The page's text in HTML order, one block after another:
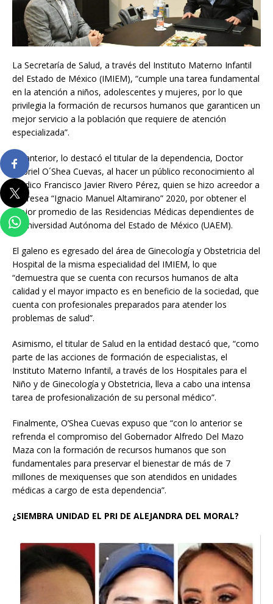
La Secretaría de Salud, a través del Instituto Materno Infantil
del Estado de México (IMIEM), “cumple una tarea fundamental
en la atención a niños, adolescentes y mujeres, por lo que
privilegia la formación de recursos humanos que garanticen un
mejor servicio a la población que requiere de atención
especializada”.
Lo anterior, lo destacó el titular de la dependencia, Doctor
Gabriel O´Shea Cuevas, al hacer un público reconocimiento al
médico Francisco Javier Rivero Pérez, quien se hizo acreedor a
la Presea “Ignacio Manuel Altamirano” 2020, por obtener el
mejor promedio de las Residencias Médicas dependientes de
la Universidad Autónoma del Estado de México (UAEM).
El galeno es egresado del área de Ginecología y Obstetricia del
Hospital de la misma especialidad del IMIEM, lo que
“demuestra que se cuenta con recursos humanos de alta
calidad y el mayor impacto es en beneficio de la sociedad, que
cuenta con profesionales preparados para atender los
problemas de salud”.
Asimismo, el titular de Salud en la entidad destacó que, “como
parte de las acciones de formación de especialistas, el
Instituto Materno Infantil, a través de los Hospitales para el
Niño y de Ginecología y Obstetricia, lleva a cabo una intensa
tarea de profesionalización de su personal médico”.
Finalmente, O’Shea Cuevas expuso que “con lo anterior se
refrenda el compromiso del Gobernador Alfredo Del Mazo
Maza con la formación de recursos humanos que son
fundamentales para preservar el bienestar de más de 7
millones de mexiquenses que son atendidos en unidades
médicas a cargo de esta dependencia”.
¿SIEMBRA UNIDAD EL PRI DE ALEJANDRA DEL MORAL?